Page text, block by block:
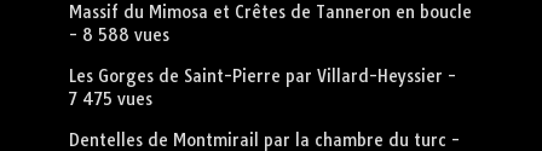
Massif du Mimosa et Crêtes de Tanneron en boucle
- 8 588 vues
Les Gorges de Saint-Pierre par Villard-Heyssier -
7 475 vues
Dentelles de Montmirail par la chambre du turc -